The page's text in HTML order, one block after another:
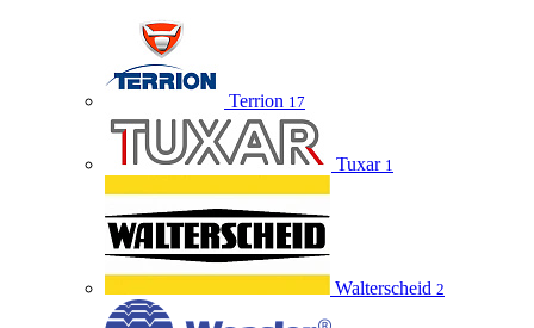
Terrion 17
Tuxar 1
Walterscheid 2